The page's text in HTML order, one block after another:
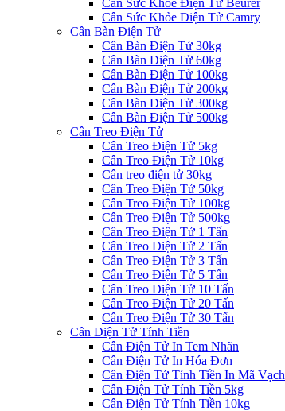
Cân Sức Khỏe Điện Tử Beurer
Cân Sức Khỏe Điện Tử Camry
Cân Bàn Điện Tử
Cân Bàn Điện Tử 30kg
Cân Bàn Điện Tử 60kg
Cân Bàn Điện Tử 100kg
Cân Bàn Điện Tử 200kg
Cân Bàn Điện Tử 300kg
Cân Bàn Điện Tử 500kg
Cân Treo Điện Tử
Cân Treo Điện Tử 5kg
Cân Treo Điện Tử 10kg
Cân treo điện tử 30kg
Cân Treo Điện Tử 50kg
Cân Treo Điện Tử 100kg
Cân Treo Điện Tử 500kg
Cân Treo Điện Tử 1 Tấn
Cân Treo Điện Tử 2 Tấn
Cân Treo Điện Tử 3 Tấn
Cân Treo Điện Tử 5 Tấn
Cân Treo Điện Tử 10 Tấn
Cân Treo Điện Tử 20 Tấn
Cân Treo Điện Tử 30 Tấn
Cân Điện Tử Tính Tiền
Cân Điện Tử In Tem Nhãn
Cân Điện Tử In Hóa Đơn
Cân Điện Tử Tính Tiền In Mã Vạch
Cân Điện Tử Tính Tiền 5kg
Cân Điện Tử Tính Tiền 10kg